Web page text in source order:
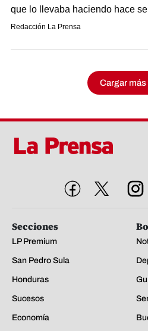
que lo llevaba haciendo hace
Redacción La Prensa
Cargar más
Secciones
LP Premium
San Pedro Sula
Honduras
Sucesos
Economía